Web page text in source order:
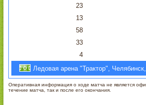
23
13
58
33
4
Ледовая арена "Трактор",
Оперативная информация о ходе матча не является
течение матча, так и после его окончания.